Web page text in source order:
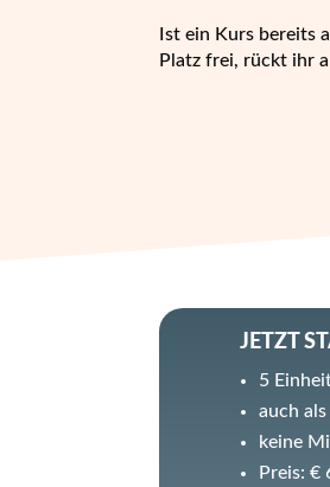
Ist ein Kurs bereits
Platz frei, rückt ihr
JETZT
5
auch
keine
Preis: €